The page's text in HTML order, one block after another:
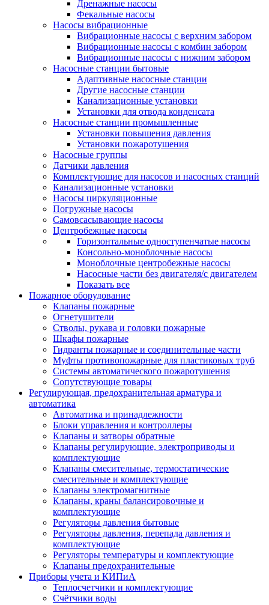
Дренажные насосы
Фекальные насосы
Насосы вибрационные
Вибрационные насосы с верхним забором
Вибрационные насосы с комбин забором
Вибрационные насосы с нижним забором
Насосные станции бытовые
Адаптивные насосные станции
Другие насосные станции
Канализационные установки
Установки для отвода конденсата
Насосные станции промышленные
Установки повышения давления
Установки пожаротушения
Насосные группы
Датчики давления
Комплектующие для насосов и насосных станций
Канализационные установки
Насосы циркуляционные
Погружные насосы
Самовсасывающие насосы
Центробежные насосы
Горизонтальные одноступенчатые насосы
Консольно-моноблочные насосы
Моноблочные центробежные насосы
Насосные части без двигателя/с двигателем
Показать все
Пожарное оборудование
Клапаны пожарные
Огнетушители
Стволы, рукава и головки пожарные
Шкафы пожарные
Гидранты пожарные и соединительные части
Муфты противопожарные для пластиковых труб
Системы автоматического пожаротушения
Сопутствующие товары
Регулирующая, предохранительная арматура и
автоматика
Автоматика и принадлежности
Блоки управления и контроллеры
Клапаны и затворы обратные
Клапаны регулирующие, электроприводы и
комплектующие
Клапаны смесительные, термостатические
смесительные и комплектующие
Клапаны электромагнитные
Клапаны, краны балансировочные и
комплектующие
Регуляторы давления бытовые
Регуляторы давления, перепада давления и
комплектующие
Регуляторы температуры и комплектующие
Клапаны предохранительные
Приборы учета и КИПиА
Теплосчетчики и комплектующие
Счётчики воды